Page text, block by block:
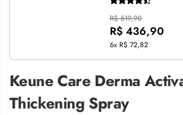
R$ 519,90
R$ 436,90
6x R$ 72,82
Keune Care Derma
Thickening Spray